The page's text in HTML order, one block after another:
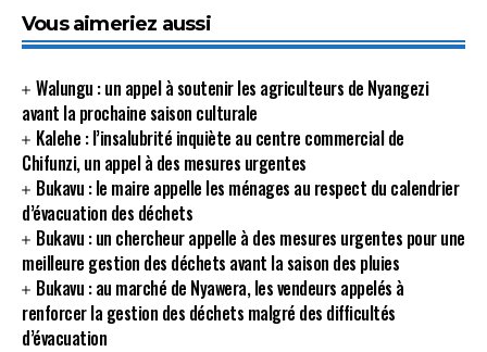
Vous aimeriez aussi
Walungu : un appel à soutenir les agriculteurs de Nyangezi
avant la prochaine saison culturale
Kalehe : l’insalubrité inquiète au centre commercial de
Chifunzi, un appel à des mesures urgentes
Bukavu : le maire appelle les ménages au respect du calendrier
d’évacuation des déchets
Bukavu : un chercheur appelle à des mesures urgentes pour une
meilleure gestion des déchets avant la saison des pluies
Bukavu : au marché de Nyawera, les vendeurs appelés à
renforcer la gestion des déchets malgré des difficultés
d’évacuation